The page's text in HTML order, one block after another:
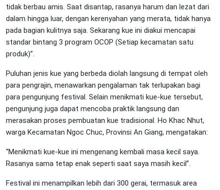
tidak berbau amis. Saat disantap, rasanya harum dan lezat dari
dalam hingga luar, dengan kerenyahan yang merata, tidak hanya
pada bagian kulitnya saja. Sekarang kue ini diakui mencapai
standar bintang 3 program OCOP (Setiap kecamatan satu
produk)”.
Puluhan jenis kue yang berbeda diolah langsung di tempat oleh
para pengrajin, menawarkan pengalaman tak terlupakan bagi
para pengunjung festival. Selain menikmati kue-kue tersebut,
pengunjung juga dapat mencoba praktik langsung dan
merasakan proses pembuatan kue tradisional. Ho Khac Nhut,
warga Kecamatan Ngoc Chuc, Provinsi An Giang, mengatakan:
“Menikmati kue-kue ini mengenang kembali masa kecil saya.
Rasanya sama tetap enak seperti saat saya masih kecil”.
Festival ini menampilkan lebih dari 300 gerai, termasuk area